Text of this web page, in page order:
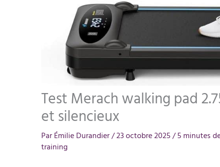
Test Merach walking pad
et silencieux
ParÉmilie Durandier/23 octobre 2025/5 minutes
training